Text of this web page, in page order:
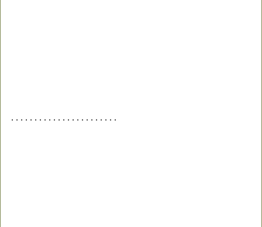
. . . . . . . . . . . . . . . . . . . . . . .